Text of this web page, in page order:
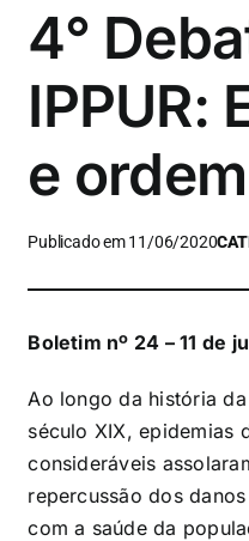
4°
IPPUR:
e
Publicado em 11/06/2020
Boletim nº 24 – 11 de
Ao longo da história
século XIX, epidemias
consideráveis
repercussão dos
com a saúde da